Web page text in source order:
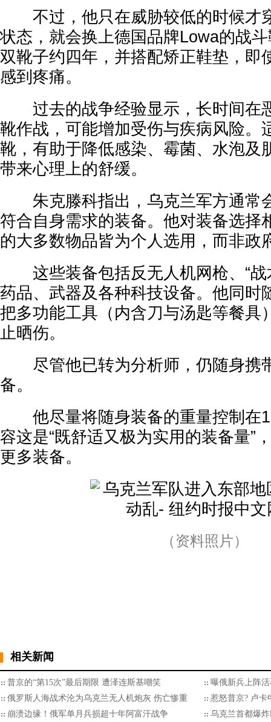
不过，他只在威胁较低的时候才
状态，就会换上德国品牌Lowa的战
双靴子约四年，并搭配矫正鞋垫，即
感到疼痛。
过去的战争经验显示，长时间在
靴作战，可能增加受伤与疾病风险。
靴，有助于降低感染、霉菌、水泡及
带来心理上的舒缓。
朱克滕科指出，乌克兰军方通常
符合自身需求的装备。他对装备选择
的大多数物品皆为个人选用，而非政
这些装备包括反无人机网枪、“战
药品、武器及各种科技设备。他同时
把多功能工具（内含刀与汤匙等餐具
止晒伤。
尽管他已转为分析师，仍随身携
备。
他尽量将随身装备的重量控制在
容这是“既舒适又极为实用的装备量”
更多装备。
（资料照片）
相关新闻
普京的“第15次”最后期限 遭泽连斯基嘲笑
曝俄新兵上阵
俄罗斯人海战术沦为乌克兰无人机炮灰 伤亡惨重
惹怒普京? 卢卡
崩溃边缘！俄军单月兵损超十年阿富汗战争
乌克兰首都爆